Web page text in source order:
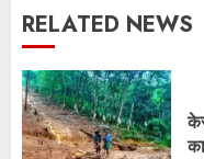
RELATED NEWS